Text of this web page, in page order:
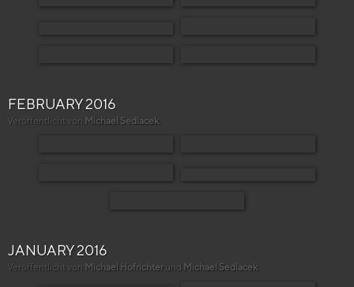
FEBRUARY 2016
Veröffentlicht von Michael Sedlacek
JANUARY 2016
Veröffentlicht von Michael Hofrichterund Michael Sedlacek